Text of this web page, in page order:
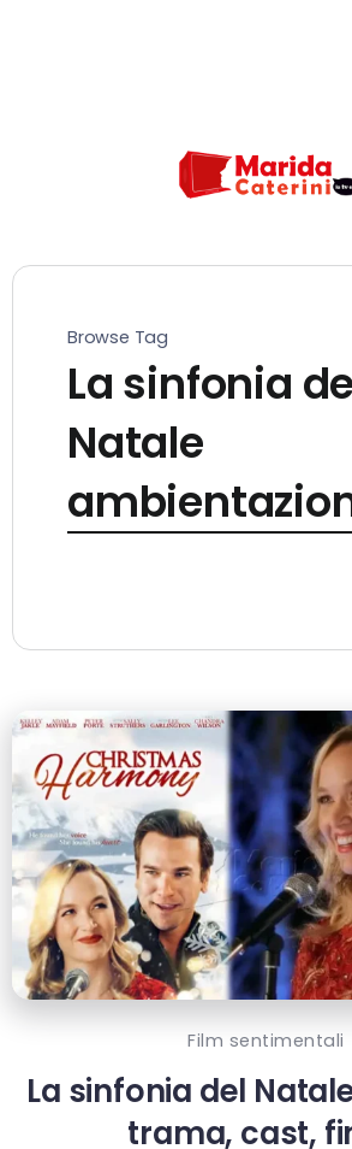
Browse Tag
La sinfonia
Natale
Film sentimentali
La sinfonia del
trama, cast,